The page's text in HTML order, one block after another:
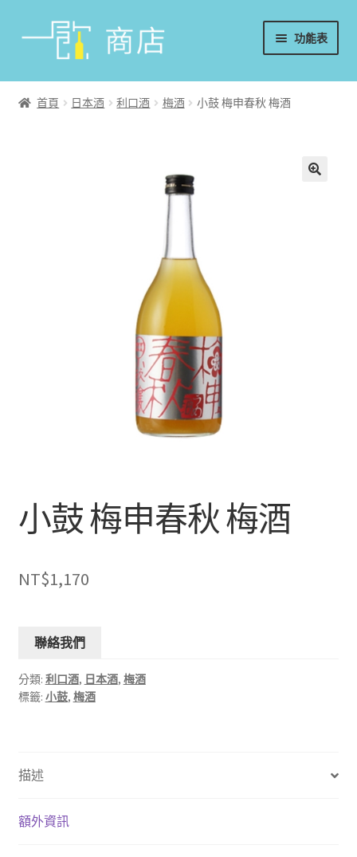
功能表
首頁
首頁 日本酒 利口酒 梅酒 小鼓 梅申春秋 梅酒
小鼓 梅申春秋 梅酒
NT$1,170
聯絡我們
分類: 利口酒, 日本酒, 梅酒
標籤: 小鼓, 梅酒
描述
額外資訊